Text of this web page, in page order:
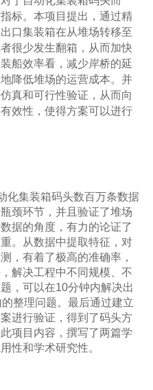
标。本项目提出，通过精
口集装箱在从堆场转移至
很少发生翻箱，从而加快
船效率看，减少岸桥的延
降低堆场的运营成本。并
真和可行性验证，从而向
效性，使得方案可以进行
化集装箱码头数百万条数据
颈环节，并且验证了堆场
据的角度，有力的论证了
。从数据中提取特征，对
，有着了极高的准确率，
解决工程中不同规模、不
，可以在10分钟内解决出
整理问题。最后通过建立
进行验证，得到了码头方
项目内容，撰写了两篇学
性和学术研究性。